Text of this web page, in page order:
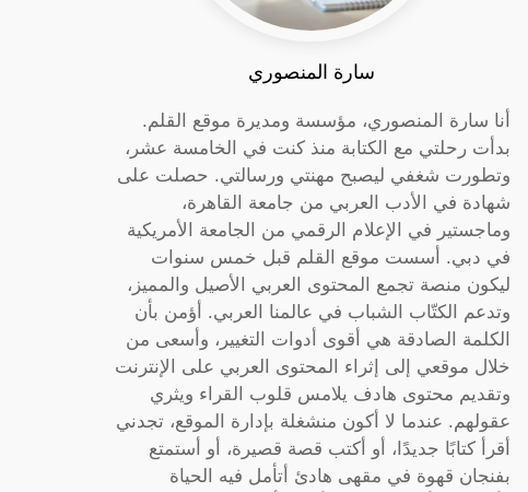
سارة المنصوري
أنا سارة المنصوري، مؤسسة ومديرة موقع القلم.
بدأت رحلتي مع الكتابة منذ كنت في الخامسة عشر،
وتطورت شغفي ليصبح مهنتي ورسالتي. حصلت على
شهادة في الأدب العربي من جامعة القاهرة،
وماجستير في الإعلام الرقمي من الجامعة الأمريكية
في دبي. أسست موقع القلم قبل خمس سنوات
ليكون منصة تجمع المحتوى العربي الأصيل والمميز،
وتدعم الكتّاب الشباب في عالمنا العربي. أؤمن بأن
الكلمة الصادقة هي أقوى أدوات التغيير، وأسعى من
خلال موقعي إلى إثراء المحتوى العربي على الإنترنت
وتقديم محتوى هادف يلامس قلوب القراء ويثري
عقولهم. عندما لا أكون منشغلة بإدارة الموقع، تجدني
أقرأ كتابًا جديدًا، أو أكتب قصة قصيرة، أو أستمتع
بفنجان قهوة في مقهى هادئ أتأمل فيه الحياة